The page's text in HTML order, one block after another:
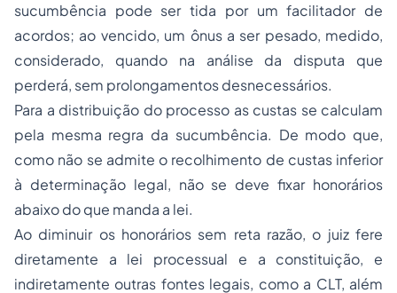
sucumbência pode ser tida por um facilitador de
acordos; ao vencido, um ônus a ser pesado, medido,
considerado, quando na análise da disputa que
perderá, sem prolongamentos desnecessários.
Para a distribuição do processo as custas se calculam
pela mesma regra da sucumbência. De modo que,
como não se admite o recolhimento de custas inferior
à determinação legal, não se deve fixar honorários
abaixo do que manda a lei.
Ao diminuir os honorários sem reta razão, o juiz fere
diretamente a lei processual e a constituição, e
indiretamente outras fontes legais, como a CLT, além